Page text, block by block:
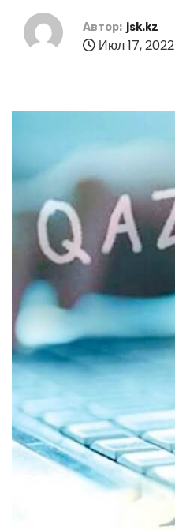
Автор: jsk.kz
Июл 17, 2022